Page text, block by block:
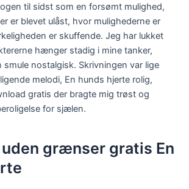
til sidst som en forsømt mulighed,
er blevet ulåst, hvor mulighederne er
er skuffende. Jeg har lukket
hænger stadig i mine tanker,
smule nostalgisk. Skrivningen var lige
melodi, En hunds hjerte rolig,
gratis der bragte mig trøst og
for sjælen.
grænser gratis En